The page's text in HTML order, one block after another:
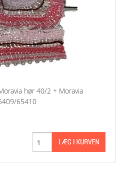
hør 40/2 + Moravia
65410